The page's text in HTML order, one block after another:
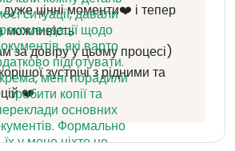
цінні моменти❤️ і тепер
можливість
за довіру у цьому процесі)
зустрічі з рідними та
❤️